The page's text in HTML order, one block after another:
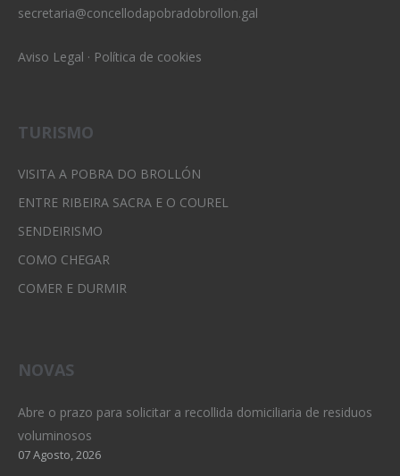
secretaria@concellodapobradobrollon.gal
Aviso Legal · Política de cookies
TURISMO
VISITA A POBRA DO BROLLÓN
ENTRE RIBEIRA SACRA E O COUREL
SENDEIRISMO
COMO CHEGAR
COMER E DURMIR
NOVAS
Abre o prazo para solicitar a recollida domiciliaria de residuos
voluminosos
07 Agosto, 2026